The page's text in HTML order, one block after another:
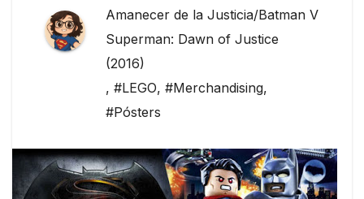
Amanecer de la Justicia/Batman V
Superman: Dawn of Justice
(2016)
, #LEGO, #Merchandising,
#Pósters